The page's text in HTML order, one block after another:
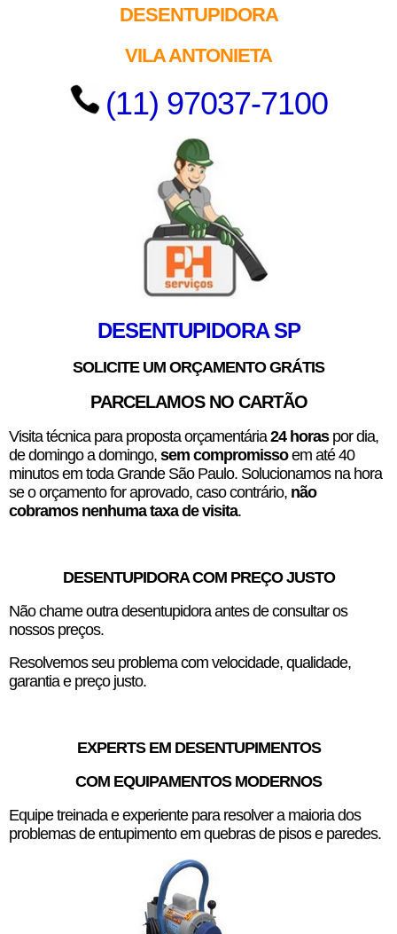
DESENTUPIDORA
VILA ANTONIETA
(11) 97037-7100
DESENTUPIDORA SP
SOLICITE UM ORÇAMENTO GRÁTIS
PARCELAMOS NO CARTÃO
Visita técnica para proposta orçamentária24 horaspor dia,
de domingo a domingo, sem compromissoem até 40
minutos em toda Grande São Paulo. Solucionamos na hora
se o orçamento for aprovado, caso contrário, não
cobramos nenhuma taxa de visita.
DESENTUPIDORA COM PREÇO JUSTO
Não chame outra desentupidora antes de consultar os
nossos preços.
Resolvemos seu problema com velocidade, qualidade,
garantia e preço justo.
EXPERTS EM DESENTUPIMENTOS
COM EQUIPAMENTOS MODERNOS
Equipe treinada e experiente para resolver a maioria dos
problemas de entupimento em quebras de pisos e paredes.